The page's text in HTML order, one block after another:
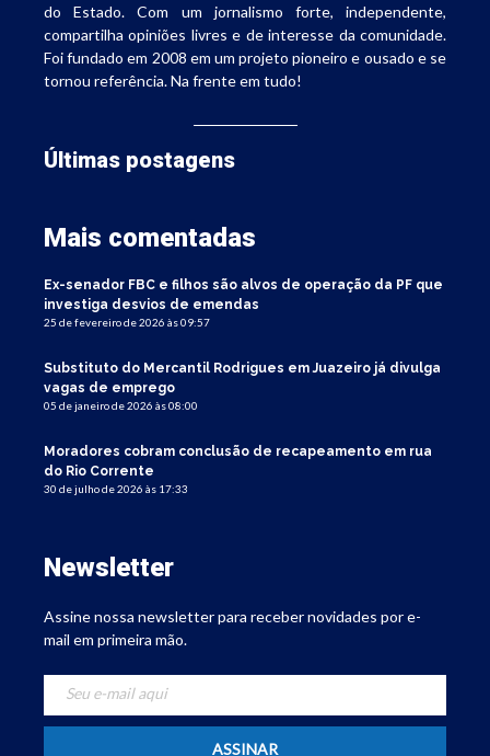
do Estado. Com um jornalismo forte, independente,
compartilha opiniões livres e de interesse da comunidade.
Foi fundado em 2008 em um projeto pioneiro e ousado e se
tornou referência. Na frente em tudo!
Últimas postagens
Mais comentadas
Ex-senador FBC e filhos são alvos de operação da PF que
investiga desvios de emendas
25 de fevereiro de 2026 às 09:57
Substituto do Mercantil Rodrigues em Juazeiro já divulga
vagas de emprego
05 de janeiro de 2026 às 08:00
Moradores cobram conclusão de recapeamento em rua
do Rio Corrente
30 de julho de 2026 às 17:33
Newsletter
Assine nossa newsletter para receber novidades por e-
mail em primeira mão.